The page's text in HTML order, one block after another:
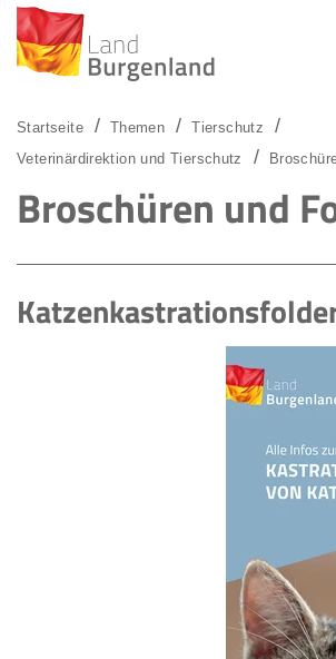
Startseite Themen
Tierschutz
Veterinärdirektion und Tierschutz
Broschüren und